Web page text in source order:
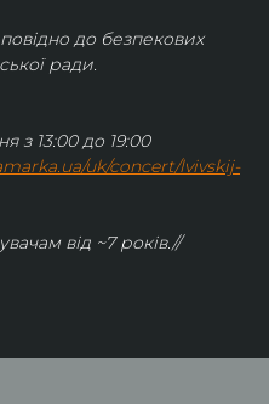
до безпекових
ради.
з 13:00 до 19:00
uk/concert/lvivskij-
від ~7 років.//